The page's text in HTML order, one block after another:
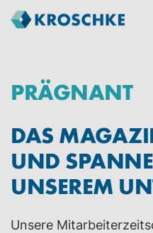
PRÄGNANT
DAS
UND
UNSEREM
Unsere